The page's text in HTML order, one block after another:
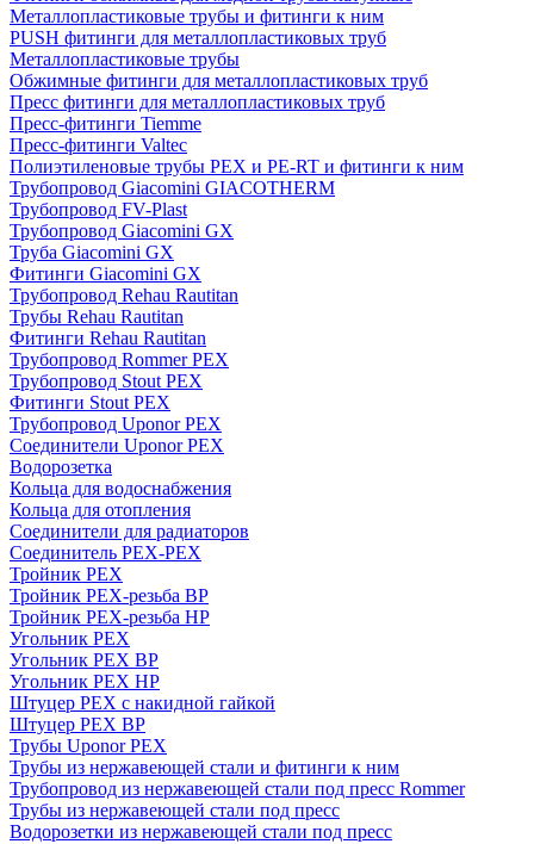
Металлопластиковые трубы и фитинги к ним
PUSH фитинги для металлопластиковых труб
Металлопластиковые трубы
Обжимные фитинги для металлопластиковых труб
Пресс фитинги для металлопластиковых труб
Пресс-фитинги Tiemme
Пресс-фитинги Valtec
Полиэтиленовые трубы PEX и PE-RT и фитинги к ним
Трубопровод Giacomini GIACOTHERM
Трубопровод FV-Plast
Трубопровод Giacomini GX
Труба Giacomini GX
Фитинги Giacomini GX
Трубопровод Rehau Rautitan
Трубы Rehau Rautitan
Фитинги Rehau Rautitan
Трубопровод Rommer PEX
Трубопровод Stout PEX
Фитинги Stout PEX
Трубопровод Uponor PEX
Соединители Uponor PEX
Водорозетка
Кольца для водоснабжения
Кольца для отопления
Соединители для радиаторов
Соединитель PEX-PEX
Тройник PEX
Тройник PEX-резьба ВР
Тройник PEX-резьба НР
Угольник PEX
Угольник PEX ВР
Угольник PEX НР
Штуцер PEX c накидной гайкой
Штуцер PEX ВР
Трубы Uponor PEX
Трубы из нержавеющей стали и фитинги к ним
Трубопровод из нержавеющей стали под пресс Rommer
Трубы из нержавеющей стали под пресс
Водорозетки из нержавеющей стали под пресс